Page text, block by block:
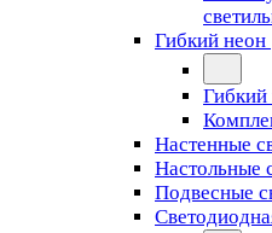
Гибкий неон
Гибкий
Настенные
Настольные
Подвесные